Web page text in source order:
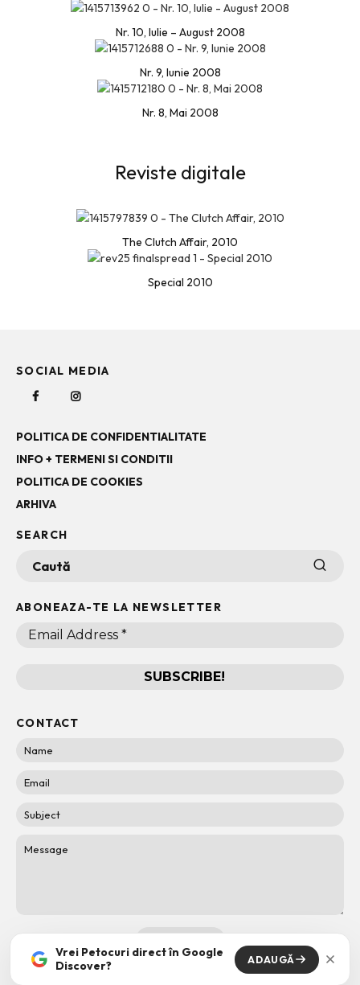
Nr. 10, Iulie – August 2008
Nr. 9, Iunie 2008
Nr. 8, Mai 2008
Reviste digitale
The Clutch Affair, 2010
Special 2010
SOCIAL MEDIA
POLITICA DE CONFIDENTIALITATE
INFO + TERMENI SI CONDITII
POLITICA DE COOKIES
ARHIVA
SEARCH
ABONEAZA-TE LA NEWSLETTER
CONTACT
Vrei Petocuri direct în Google
Discover?
ADAUGĂ